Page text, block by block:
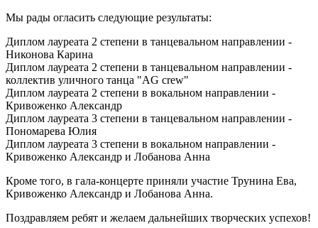
Мы рады огласить следующие результаты:
Диплом лауреата 2 степени в танцевальном направлении -
Никонова Карина
Диплом лауреата 2 степени в танцевальном направлении -
коллектив уличного танца "AG crew"
Диплом лауреата 2 степени в вокальном направлении -
Кривоженко Александр
Диплом лауреата 3 степени в танцевальном направлении -
Пономарева Юлия
Диплом лауреата 3 степени в вокальном направлении -
Кривоженко Александр и Лобанова Анна
Кроме того, в гала-концерте приняли участие Трунина Ева,
Кривоженко Александр и Лобанова Анна.
Поздравляем ребят и желаем дальнейших творческих успехов!